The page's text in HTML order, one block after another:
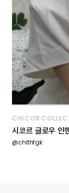
CHICOR
시코르 글로우 인
@chlthfgk